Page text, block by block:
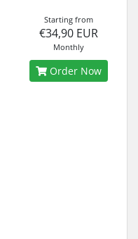
Starting from
€34,90 EUR
Monthly
Order Now